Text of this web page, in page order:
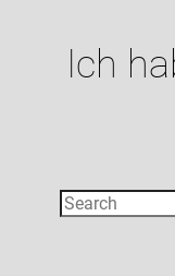
Ich